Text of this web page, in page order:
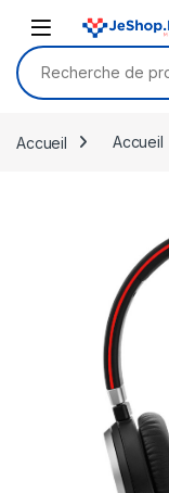
Recherche pour :
Accueil Accueil